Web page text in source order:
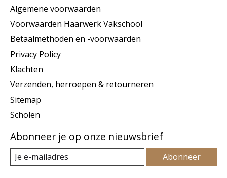
Algemene voorwaarden
Voorwaarden Haarwerk Vakschool
Betaalmethoden en -voorwaarden
Privacy Policy
Klachten
Verzenden, herroepen & retourneren
Sitemap
Scholen
Abonneer je op onze nieuwsbrief
Abonneer